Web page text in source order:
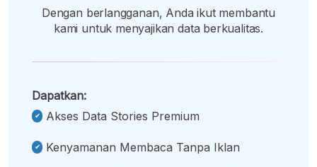
Dengan berlangganan, Anda ikut membantu
kami untuk menyajikan data berkualitas.
Dapatkan:
Akses Data Stories Premium
Kenyamanan Membaca Tanpa Iklan